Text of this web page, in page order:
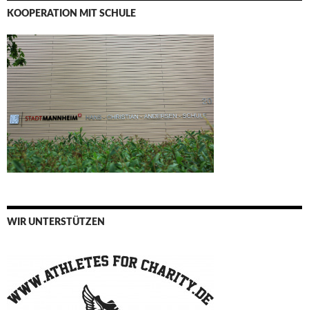
KOOPERATION MIT SCHULE
WIR UNTERSTÜTZEN